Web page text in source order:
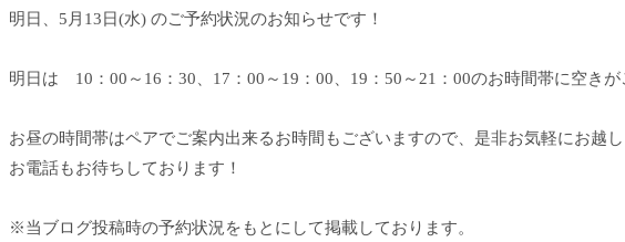
明日、5月13日(水) のご予約状況のお知らせです！
明日は 10：00～16：30、17：00～19：00、19：50～21：00のお時間帯に空きが
お昼の時間帯はペアでご案内出来るお時間もございますので、是非お気軽にお越し
お電話もお待ちしております！
※当ブログ投稿時の予約状況をもとにして掲載しております。